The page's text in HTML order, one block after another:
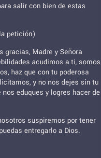
salir con bien de estas
petición)
gracias, Madre y Señora
acudimos a ti, somos
haz que con tu poderosa
y no nos dejes sin tu
eduques y logres hacer de
suspiremos por tener
entregarlo a Dios.